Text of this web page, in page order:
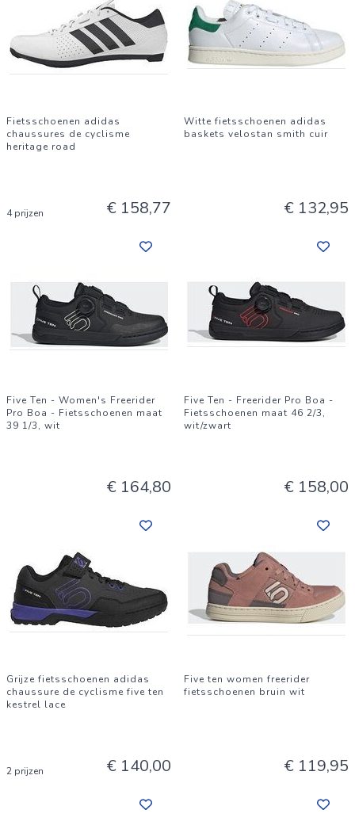
Fietsschoenen adidas
chaussures de cyclisme
heritage road
4 prijzen € 158,77
Witte fietsschoenen adidas
baskets velostan smith cuir
€ 132,95
Five Ten - Women's Freerider
Pro Boa - Fietsschoenen maat
39 1/3, wit
€ 164,80
Five Ten - Freerider Pro Boa -
Fietsschoenen maat 46 2/3,
wit/zwart
€ 158,00
Grijze fietsschoenen adidas
chaussure de cyclisme five ten
kestrel lace
2 prijzen € 140,00
Five ten women freerider
fietsschoenen bruin wit
€ 119,95